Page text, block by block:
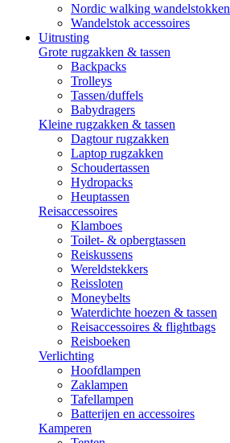
Nordic walking wandelstokken
Wandelstok accessoires
Uitrusting
Grote rugzakken & tassen
Backpacks
Trolleys
Tassen/duffels
Babydragers
Kleine rugzakken & tassen
Dagtour rugzakken
Laptop rugzakken
Schoudertassen
Hydropacks
Heuptassen
Reisaccessoires
Klamboes
Toilet- & opbergtassen
Reiskussens
Wereldstekkers
Reissloten
Moneybelts
Waterdichte hoezen & tassen
Reisaccessoires & flightbags
Reisboeken
Verlichting
Hoofdlampen
Zaklampen
Tafellampen
Batterijen en accessoires
Kamperen